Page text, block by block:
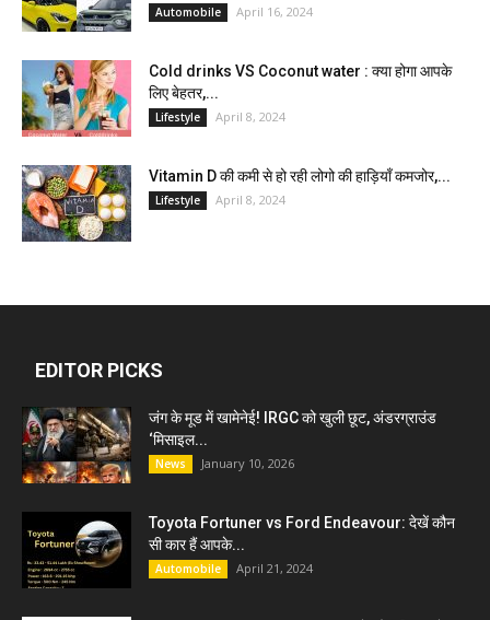
Automobile April 16, 2024
Cold drinks VS Coconut water : क्या होगा आपके
लिए बेहतर,...
Lifestyle April 8, 2024
Vitamin D की कमी से हो रही लोगो की हाड़ियाँ कमजोर,...
Lifestyle April 8, 2024
EDITOR PICKS
जंग के मूड में खामेनेई! IRGC को खुली छूट, अंडरग्राउंड
‘मिसाइल...
News January 10, 2026
Toyota Fortuner vs Ford Endeavour: देखें कौन
सी कार हैं आपके...
Automobile April 21, 2024